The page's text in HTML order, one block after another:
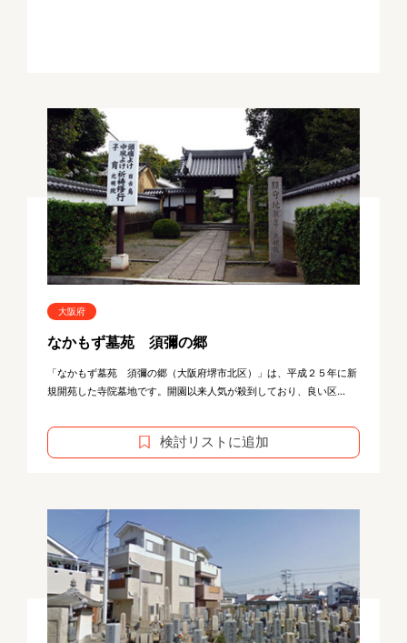
大阪府
なかもず墓苑 須彌の郷
「なかもず墓苑 須彌の郷（大阪府堺市北区）」は、平成２５年に新
規開苑した寺院墓地です。開園以来人気が殺到しており、良い区...
検討リストに追加